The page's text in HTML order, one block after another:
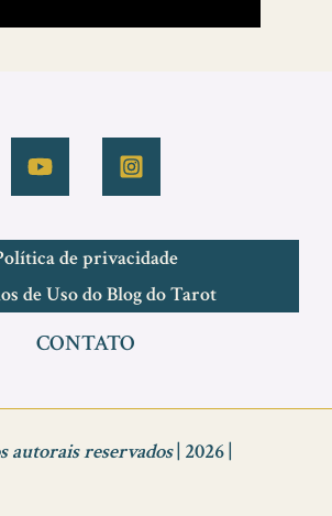
de privacidade
de Uso do Blog do Tarot
CONTATO
autorais reservados| 2026 |